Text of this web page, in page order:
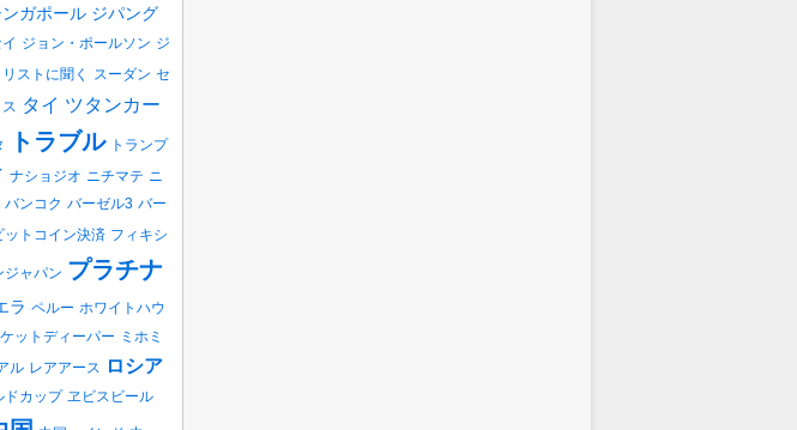
ンガポール ジパング
ジョン・ポールソン ジ
ストに聞く スーダン セ
タイ ツタンカー
トラブル トランプ
ナショジオ ニチマテ ニ
バンコク バーゼル3 バー
ットコイン決済 フィキシ
ジャパン プラチナ
ラ ペルー ホワイトハウ
ットディーパー ミホミ
ル レアアース ロシア
ドカップ ヱビスビール